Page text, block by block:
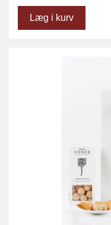
Læg i kurv